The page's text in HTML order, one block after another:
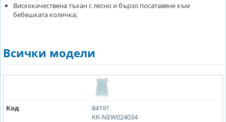
Вискокачествена тъкан с лесно и бързо посатавяне към
бебешката количка;
Всички модели
Код
84191
KK-NEW024034